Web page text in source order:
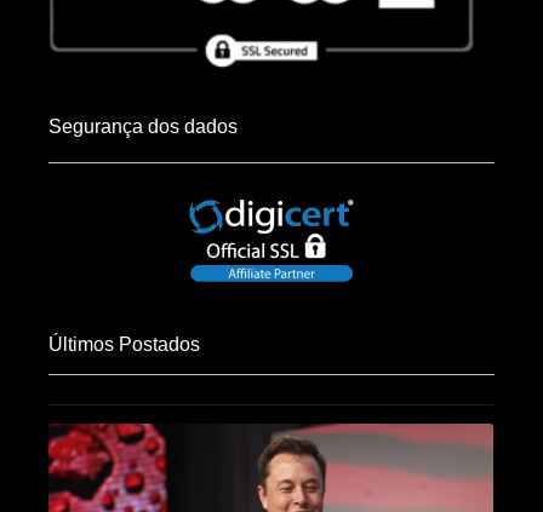
Segurança dos dados
Últimos Postados